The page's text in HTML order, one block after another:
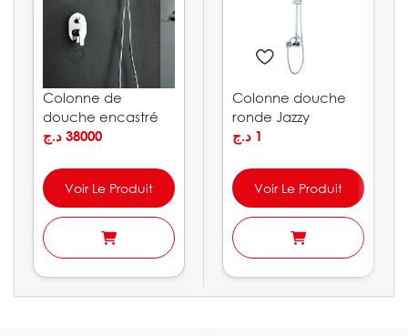
Colonne de
douche encastré
OSLO IMEX
38000 د.ج
Voir Le Produit
Colonne douche
ronde Jazzy
1 د.ج
Voir Le Produit